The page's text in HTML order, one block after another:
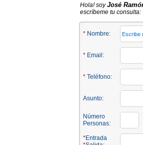
Hola! soyJosé
escríbeme tu consulta:
* Nombre:
* Email:
* Teléfono:
Asunto:
Número
Personas:
*Entrada